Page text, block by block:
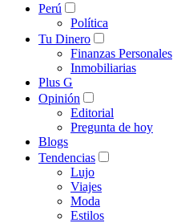
Perú
Política
Tu Dinero
Finanzas Personales
Inmobiliarias
Plus G
Opinión
Editorial
Pregunta de hoy
Blogs
Tendencias
Lujo
Viajes
Moda
Estilos